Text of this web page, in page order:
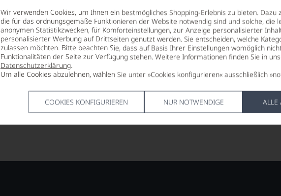
Wir verwenden Cookies, um Ihnen ein bestmögliches Shopping-Erlebnis zu bieten. Dazu
die für das ordnungsgemäße Funktionieren der Website notwendig sind und solche, die
anonymen Statistikzwecken, für Komforteinstellungen, zur Anzeige personalisierter
personalisierter Werbung auf Drittseiten genutzt werden. Sie entscheiden, welche
zulassen möchten. Bitte beachten Sie, dass auf Basis Ihrer Einstellungen womöglich
Funktionalitäten der Seite zur Verfügung stehen. Weitere Informationen finden Sie in
Datenschutzerklärung.
Um alle Cookies abzulehnen, wählen Sie unter »Cookies konfigurieren« ausschließlich
COOKIES KONFIGURIEREN NUR NOTWENDIGE ALLE
€29,90*
pro Flasche (0.75l), € 39,87/L